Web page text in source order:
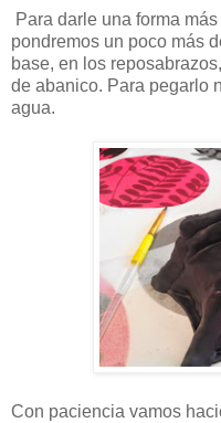
Para darle una forma
pondremos un poco más
base, en los
de abanico. Para pegarlo
agua.
Con paciencia vamos